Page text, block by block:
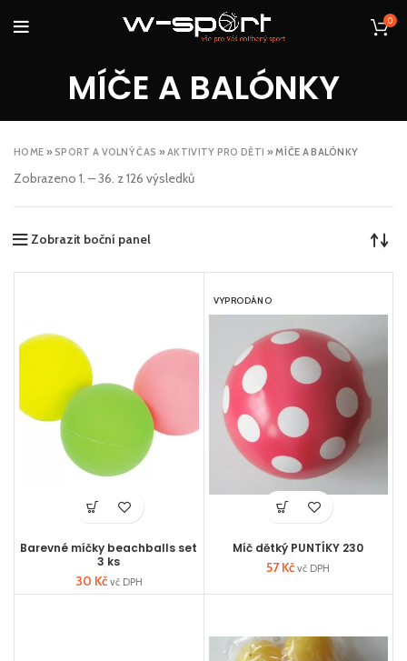
0
MÍČE A BALÓNKY
HOME » SPORT A VOLNÝ ČAS »AKTIVITY PRO DĚTI »MÍČE A BALÓNKY
Zobrazeno 1. – 36. z 126 výsledků
Zobrazit boční panel
Barevné míčky beachballs set
3 ks
30 Kč vč DPH
VYPRODÁNO
Míč dětký PUNTÍKY 230
57Kč vč DPH